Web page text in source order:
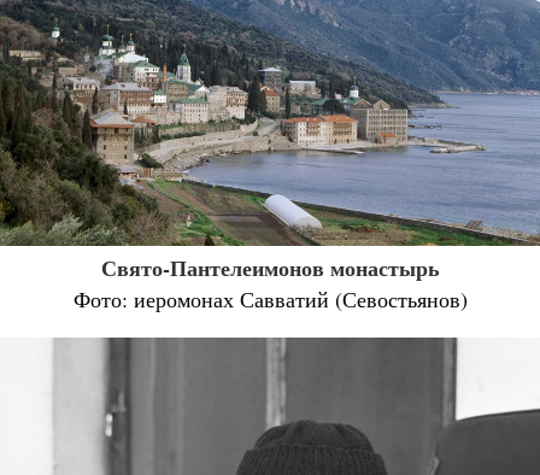
Свято-Пантелеимонов монастырь
Фото: иеромонах Савватий (Севостьянов)